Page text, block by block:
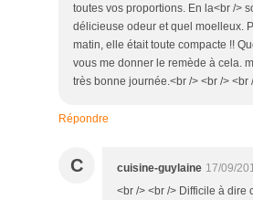
toutes vos proportions. En la<br />
délicieuse odeur et quel moelleux.
matin, elle était toute compacte !!
vous me donner le remède à cela.
très bonne journée.<br /> <br /> <br
Répondre
C cuisine-guylaine 17/09/
<br /> <br /> Difficile à dire